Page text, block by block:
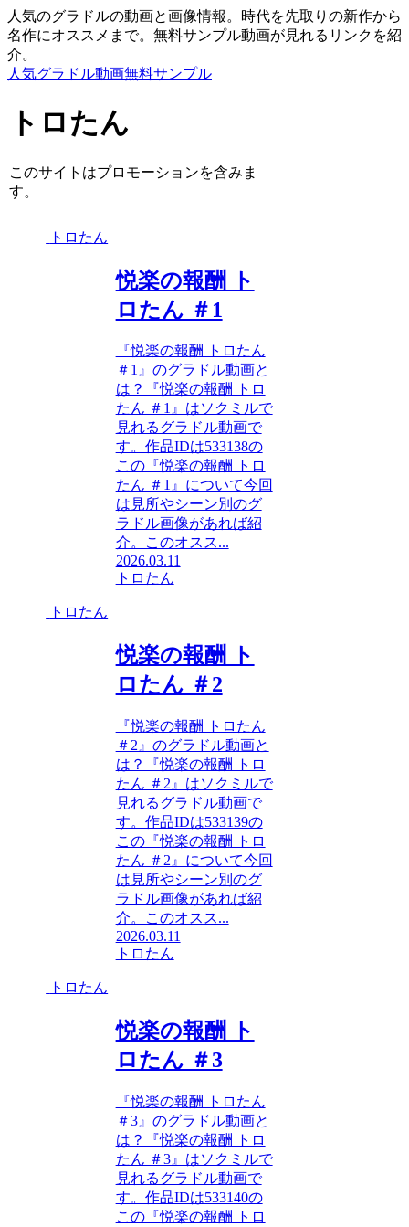
人気のグラドルの動画と画像情報。時代を先取りの新作から
名作にオススメまで。無料サンプル動画が見れるリンクを紹
介。
人気グラドル動画無料サンプル
トロたん
このサイトはプロモーションを含みま
す。
トロたん
悦楽の報酬 ト
ロたん ＃1
『悦楽の報酬 トロたん
＃1』のグラドル動画と
は？『悦楽の報酬 トロ
たん ＃1』はソクミルで
見れるグラドル動画で
す。作品IDは533138の
この『悦楽の報酬 トロ
たん ＃1』について今回
は見所やシーン別のグ
ラドル画像があれば紹
介。このオスス...
2026.03.11
トロたん
トロたん
悦楽の報酬 ト
ロたん ＃2
『悦楽の報酬 トロたん
＃2』のグラドル動画と
は？『悦楽の報酬 トロ
たん ＃2』はソクミルで
見れるグラドル動画で
す。作品IDは533139の
この『悦楽の報酬 トロ
たん ＃2』について今回
は見所やシーン別のグ
ラドル画像があれば紹
介。このオスス...
2026.03.11
トロたん
トロたん
悦楽の報酬 ト
ロたん ＃3
『悦楽の報酬 トロたん
＃3』のグラドル動画と
は？『悦楽の報酬 トロ
たん ＃3』はソクミルで
見れるグラドル動画で
す。作品IDは533140の
この『悦楽の報酬 トロ